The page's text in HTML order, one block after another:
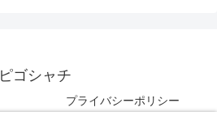
ピゴシャチ
プライバシーポリシー